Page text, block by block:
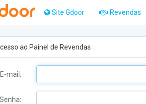
Site Gdoor Revendas
ao Painel de Revendas
E-mail:
Senha: